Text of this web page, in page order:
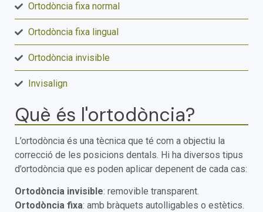
Ortodòncia fixa normal
Ortodòncia fixa lingual
Ortodòncia invisible
Invisalign
Què és l'ortodòncia?
L’ortodòncia és una tècnica que té com a objectiu la
correcció de les posicions dentals. Hi ha diversos tipus
d’ortodòncia que es poden aplicar depenent de cada cas:
Ortodòncia invisible: removible transparent.
Ortodòncia fixa: amb bràquets autolligables o estètics.